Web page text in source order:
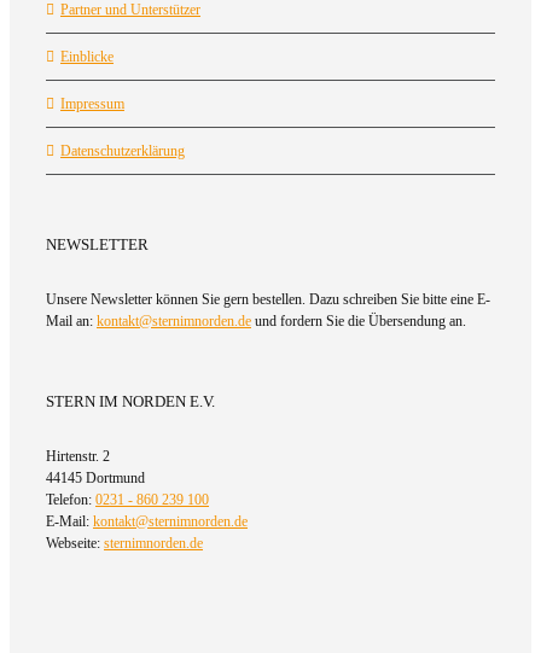
Partner und Unterstützer
Einblicke
Impressum
Datenschutzerklärung
NEWSLETTER
Unsere Newsletter können Sie gern bestellen. Dazu schreiben Sie bitte eine E-
Mail an: kontakt@sternimnorden.de und fordern Sie die Übersendung an.
STERN IM NORDEN E.V.
Hirtenstr. 2
44145 Dortmund
Telefon: 0231 - 860 239 100
E-Mail: kontakt@sternimnorden.de
Webseite: sternimnorden.de